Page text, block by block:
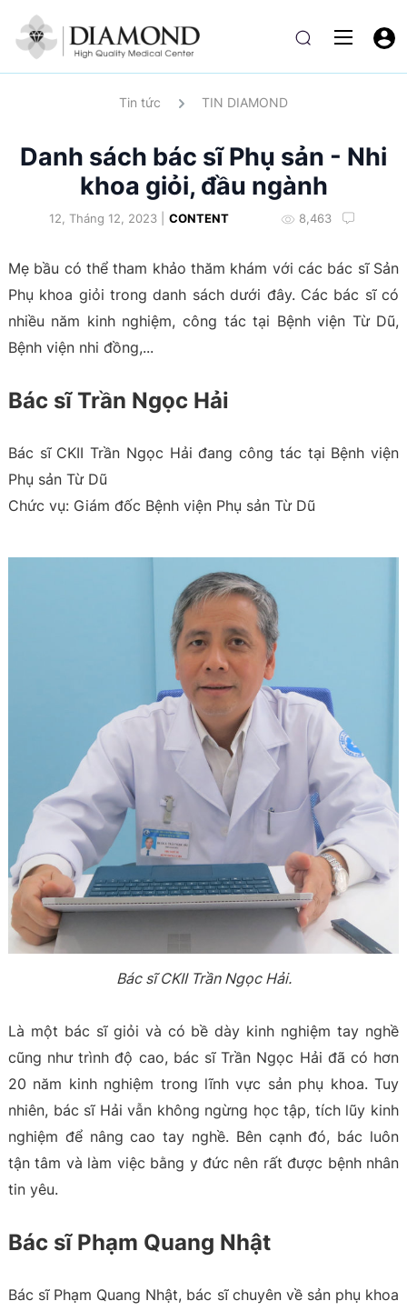
Tin tức TIN DIAMOND
Danh sách bác sĩ Phụ sản - Nhi
khoa giỏi, đầu ngành
12, Tháng 12, 2023 | CONTENT 8,463
Mẹ bầu có thể tham khảo thăm khám với các bác sĩ Sản
Phụ khoa giỏi trong danh sách dưới đây. Các bác sĩ có
nhiều năm kinh nghiệm, công tác tại Bệnh viện Từ Dũ,
Bệnh viện nhi đồng,...
Bác sĩ Trần Ngọc Hải
Bác sĩ CKII Trần Ngọc Hải đang công tác tại Bệnh viện
Phụ sản Từ Dũ
Chức vụ: Giám đốc Bệnh viện Phụ sản Từ Dũ
Bác sĩ CKII Trần Ngọc Hải.
Là một bác sĩ giỏi và có bề dày kinh nghiệm tay nghề
cũng như trình độ cao, bác sĩ Trần Ngọc Hải đã có hơn
20 năm kinh nghiệm trong lĩnh vực sản phụ khoa. Tuy
nhiên, bác sĩ Hải vẫn không ngừng học tập, tích lũy kinh
nghiệm để nâng cao tay nghề. Bên cạnh đó, bác luôn
tận tâm và làm việc bằng y đức nên rất được bệnh nhân
tin yêu.
Bác sĩ Phạm Quang Nhật
Bác sĩ Phạm Quang Nhật, bác sĩ chuyên về sản phụ khoa